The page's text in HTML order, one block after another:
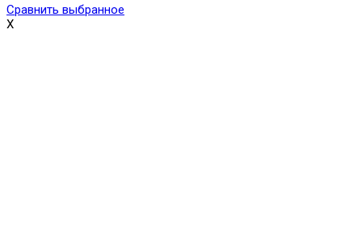
Сравнить выбранное
X